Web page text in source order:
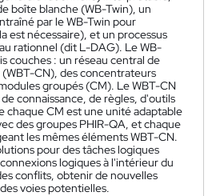
boîte blanche (WB-Twin), un
par le WB-Twin pour
est nécessaire), et un processus
rationnel (dit L-DAG). Le WB-
couches : un réseau central de
CN), des concentrateurs
groupés (CM). Le WBT-CN
connaissance, de règles, d'outils
chaque CM est une unité adaptable
des groupes PHIR-QA, et chaque
les mêmes éléments WBT-CN.
pour des tâches logiques
logiques à l'intérieur du
conflits, obtenir de nouvelles
voies potentielles.